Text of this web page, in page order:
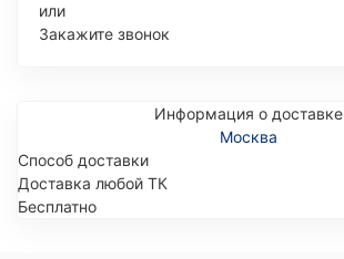
или
Закажите звонок
Информация о доставке
Москва
Способ доставки
Доставка любой ТК
Бесплатно